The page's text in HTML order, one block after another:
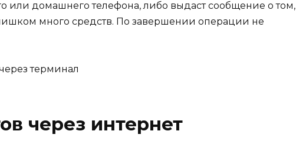
или домашнего телефона, либо выдаст сообщение о том,
много средств. По завершении операции не
через интернет